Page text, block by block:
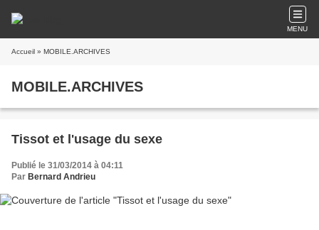
MENU
Accueil » MOBILE.ARCHIVES
MOBILE.ARCHIVES
Tissot et l'usage du sexe
Publié le 31/03/2014 à 04:11
Par Bernard Andrieu